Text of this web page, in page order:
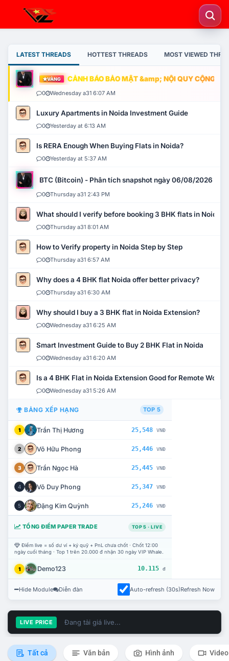
LATEST THREADS HOTTEST THREADS MOST VIEWED
VÀNG CẢNH BÁO BẢO MẬT &amp; NỘI QUY CỘNG
0 Wednesday a31 6:07 AM
Luxury Apartments in Noida Investment Guide
0 Yesterday at 6:13 AM
Is RERA Enough When Buying Flats in Noida?
0 Yesterday at 5:37 AM
BTC (Bitcoin) - Phân tích snapshot ngày 06/08/2026
0 Thursday a31 2:43 PM
What should I verify before booking 3 BHK flats in Noida?
0 Thursday a31 8:01 AM
How to Verify property in Noida Step by Step
0 Thursday a31 6:57 AM
Why does a 4 BHK flat Noida offer better privacy?
0 Thursday a31 6:30 AM
Why should I buy a 3 BHK flat in Noida Extension?
0 Wednesday a31 6:25 AM
Smart Investment Guide to Buy 2 BHK Flat in Noida
0 Wednesday a31 6:20 AM
Is a 4 BHK Flat in Noida Extension Good for Remote Work?
0 Wednesday a31 5:26 AM
BẢNG XẾP HẠNG TOP 5
1 Trần Thị Hương 25,548 VNĐ
2 Võ Hữu Phong 25,446 VNĐ
3 Trần Ngọc Hà 25,445 VNĐ
4 Võ Duy Phong 25,347 VNĐ
5 Đặng Kim Quỳnh 25,246 VNĐ
TỔNG ĐIỂM PAPER TRADE TOP 5 · LIVE
Điểm live = số dư ví + ký quỹ + PnL chưa chốt · Chốt 12:00
ngày cuối tháng · Top 1 trên 20.000 đ nhận 30 ngày VIP Whale.
1 Demo123 10.115 đ
Hide Module Diễn đàn Auto-refresh (30s)Refresh Now
LIVE PRICE Đang tải giá live...
Tất cả Văn bản Hình ảnh Video